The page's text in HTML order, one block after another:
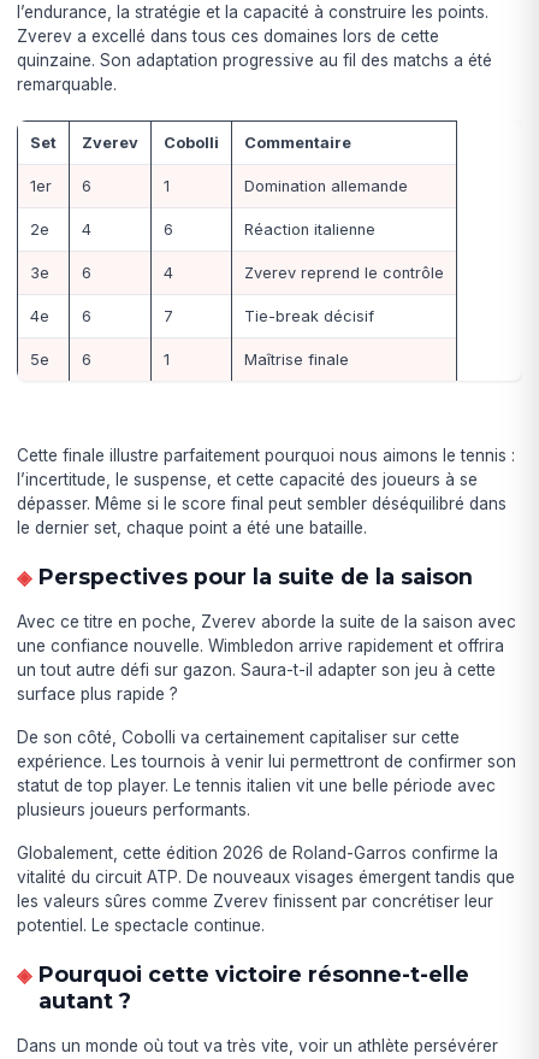
l’endurance, la stratégie et la capacité à construire les points.
Zverev a excellé dans tous ces domaines lors de cette
quinzaine. Son adaptation progressive au fil des matchs a été
remarquable.
Set Zverev Cobolli Commentaire
1er 6 1 Domination allemande
2e 4 6 Réaction italienne
3e 6 4 Zverev reprend le contrôle
4e 6 7 Tie-break décisif
5e 6 1 Maîtrise finale
Cette finale illustre parfaitement pourquoi nous aimons le tennis :
l’incertitude, le suspense, et cette capacité des joueurs à se
dépasser. Même si le score final peut sembler déséquilibré dans
le dernier set, chaque point a été une bataille.
Perspectives pour la suite de la saison
Avec ce titre en poche, Zverev aborde la suite de la saison avec
une confiance nouvelle. Wimbledon arrive rapidement et offrira
un tout autre défi sur gazon. Saura-t-il adapter son jeu à cette
surface plus rapide ?
De son côté, Cobolli va certainement capitaliser sur cette
expérience. Les tournois à venir lui permettront de confirmer son
statut de top player. Le tennis italien vit une belle période avec
plusieurs joueurs performants.
Globalement, cette édition 2026 de Roland-Garros confirme la
vitalité du circuit ATP. De nouveaux visages émergent tandis que
les valeurs sûres comme Zverev finissent par concrétiser leur
potentiel. Le spectacle continue.
Pourquoi cette victoire résonne-t-elle
autant ?
Dans un monde où tout va très vite, voir un athlète persévérer